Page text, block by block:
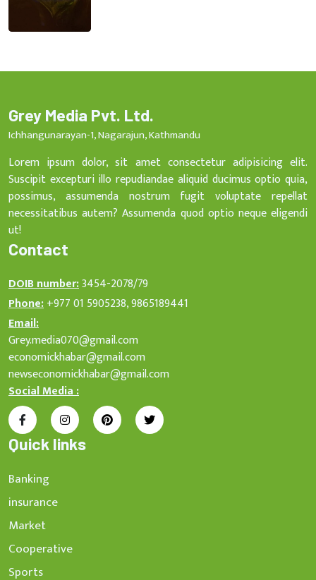
Grey Media Pvt. Ltd.
Ichhangunarayan-1, Nagarajun, Kathmandu
Lorem ipsum dolor, sit amet consectetur adipisicing elit.
Suscipit excepturi illo repudiandae aliquid ducimus optio quia,
possimus, assumenda nostrum fugit voluptate repellat
necessitatibus autem? Assumenda quod optio neque eligendi
ut!
Contact
DOIB number:3454-2078/79
Phone:+977 01 5905238, 9865189441
Email:
Grey.media070@gmail.com
economickhabar@gmail.com
newseconomickhabar@gmail.com
Social Media :
Quick links
Banking
insurance
Market
Cooperative
Sports